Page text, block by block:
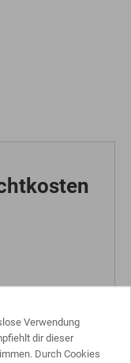
Verwendung
dir dieser
Durch Cookies